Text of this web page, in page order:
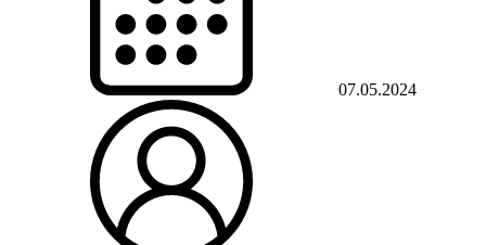
07.05.2024